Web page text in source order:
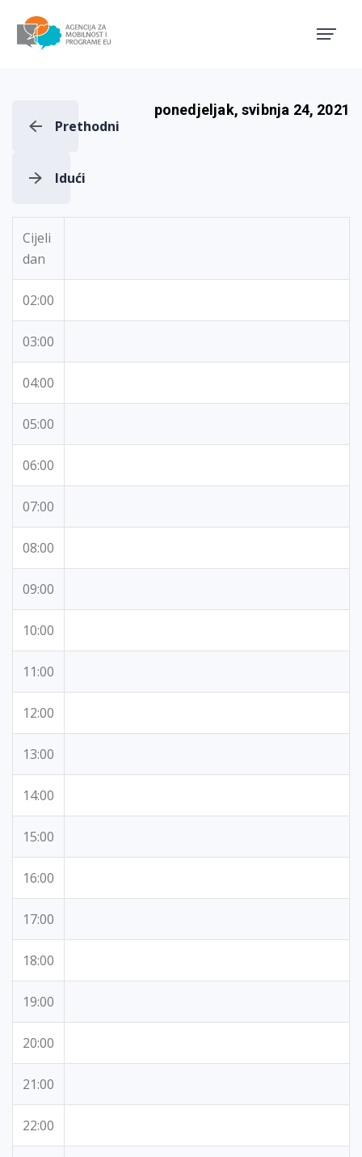
Prethodni
ponedjeljak, svibnja 24, 2021
Idući
Cijeli
dan
02:00
03:00
04:00
05:00
06:00
07:00
08:00
09:00
10:00
11:00
12:00
13:00
14:00
15:00
16:00
17:00
18:00
19:00
20:00
21:00
22:00